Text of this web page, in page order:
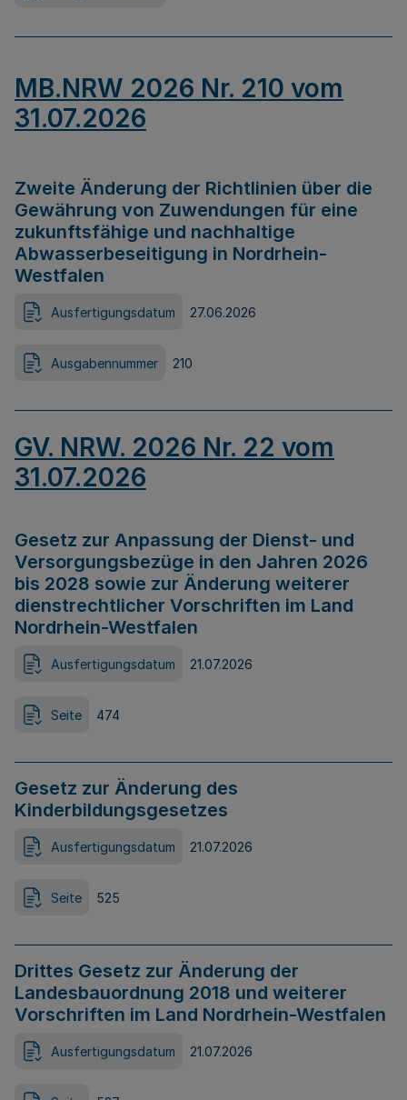
MB.NRW 2026 Nr. 210 vom
31.07.2026
Zweite Änderung der Richtlinien über die
Gewährung von Zuwendungen für eine
zukunftsfähige und nachhaltige
Abwasserbeseitigung in Nordrhein-
Westfalen
Ausfertigungsdatum 27.06.2026
Ausgabennummer 210
GV. NRW. 2026 Nr. 22 vom
31.07.2026
Gesetz zur Anpassung der Dienst- und
Versorgungsbezüge in den Jahren 2026
bis 2028 sowie zur Änderung weiterer
dienstrechtlicher Vorschriften im Land
Nordrhein-Westfalen
Ausfertigungsdatum 21.07.2026
Seite 474
Gesetz zur Änderung des
Kinderbildungsgesetzes
Ausfertigungsdatum 21.07.2026
Seite 525
Drittes Gesetz zur Änderung der
Landesbauordnung 2018 und weiterer
Vorschriften im Land Nordrhein-Westfalen
Ausfertigungsdatum 21.07.2026